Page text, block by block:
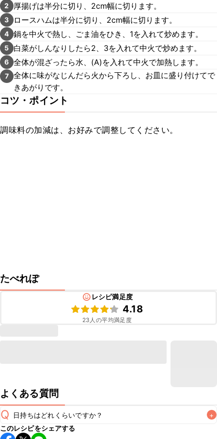
2 厚揚げは半分に切り、2cm幅に切ります。
3 ロースハムは半分に切り、2cm幅に切ります。
4 鍋を中火で熱し、ごま油をひき、1を入れて炒めます。
5 白菜がしんなりしたら2、3を入れて中火で炒めます。
6 全体が混ざったら水、(A)を入れて中火で加熱します。
7 全体に味がなじんだら火から下ろし、お皿に盛り付けてで
きあがりです。
コツ・ポイント
調味料の加減は、お好みで調整してください。
たべれぽ
レシピ満足度
4.18
23 人の平均満足度
よくある質問
Q 日持ちはどれくらいですか？ +
保存期間は冷蔵で翌日中が目安です。なるべくお早めにお召
このレシピをシェアする